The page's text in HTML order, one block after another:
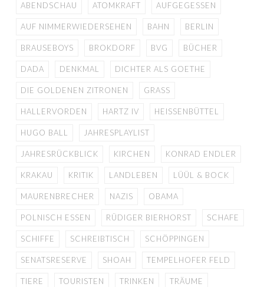
ABENDSCHAU ATOMKRAFT AUFGEGESSEN
AUF NIMMERWIEDERSEHEN BAHN BERLIN
BRAUSEBOYS BROKDORF BVG BÜCHER
DADA DENKMAL DICHTER ALS GOETHE
DIE GOLDENEN ZITRONEN GRASS
HALLERVORDEN HARTZ IV HEISSENBÜTTEL
HUGO BALL JAHRESPLAYLIST
JAHRESRÜCKBLICK KIRCHEN KONRAD ENDLER
KRAKAU KRITIK LANDLEBEN LÜÜL & BOCK
MAURENBRECHER NAZIS OBAMA
POLNISCH ESSEN RÜDIGER BIERHORST SCHAFE
SCHIFFE SCHREIBTISCH SCHÖPPINGEN
SENATSRESERVE SHOAH TEMPELHOFER FELD
TIERE TOURISTEN TRINKEN TRÄUME